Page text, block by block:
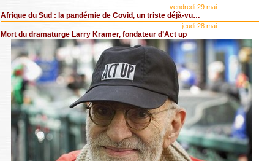
vendredi 29 mai
Afrique du Sud : la pandémie de Covid, un triste déjà-vu…
jeudi 28 mai
Mort du dramaturge Larry Kramer, fondateur d’Act up